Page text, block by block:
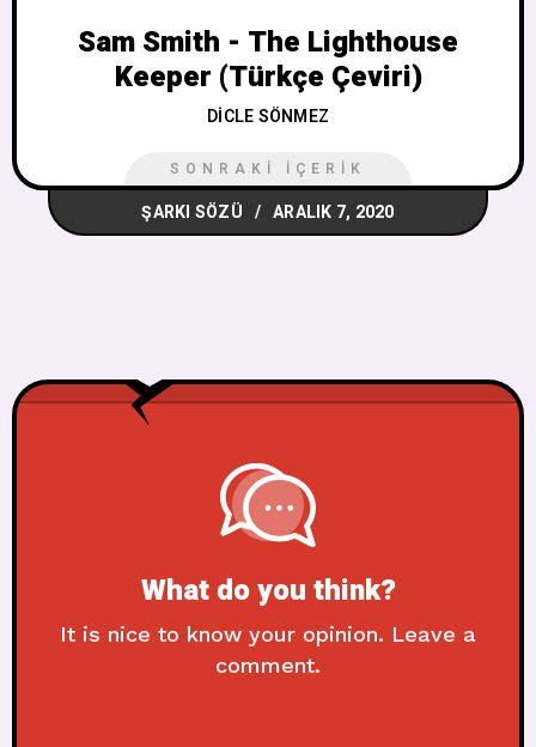
Sam Smith - The Lighthouse
Keeper (Türkçe Çeviri)
DICLE SÖNMEZ
SONRAKI İÇERIK
ŞARKI SÖZÜ ARALIK 7, 2020
What do you think?
It is nice to know your opinion. Leave a
comment.